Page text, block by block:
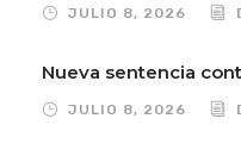
JULIO 8, 2026
Nueva sentencia
JULIO 8, 2026